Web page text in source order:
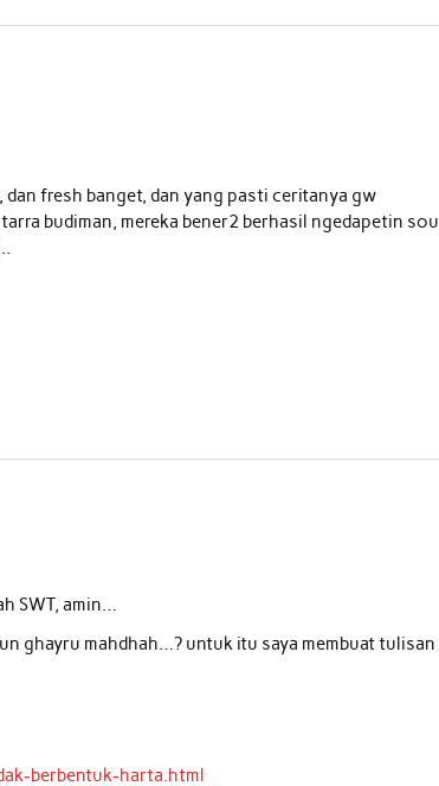
fresh banget, dan yang pasti ceritanya gw
budiman, mereka bener2 berhasil ngedapetin soul
SWT, amin…
ghayru mahdhah…? untuk itu saya membuat tulisan
berbentuk-harta.html